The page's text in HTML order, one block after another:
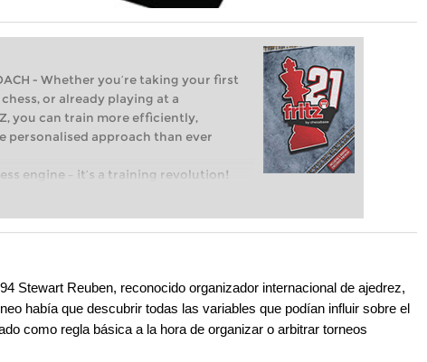
- Whether you’re taking your first
or already playing at a
you can train more efficiently,
personalised approach than ever
engine – it’s a training revolution!
steps into the world of club chess,
and with a more personalised
Stewart Reuben, reconocido organizador internacional de ajedrez,
había que descubrir todas las variables que podían influir sobre el
como regla básica a la hora de organizar o arbitrar torneos